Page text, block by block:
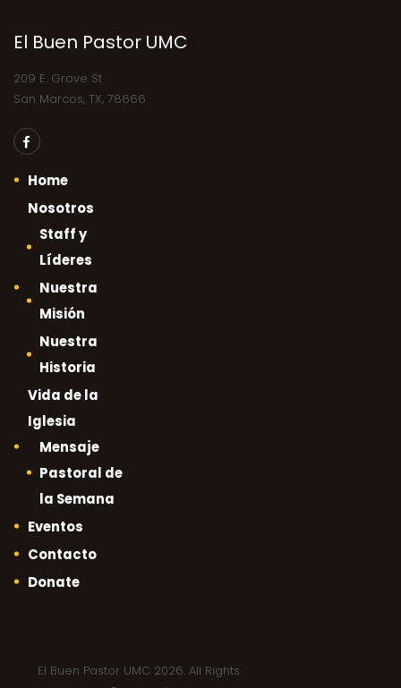
El Buen Pastor UMC
209 E. Grove St
San Marcos, TX, 78666
Home
Nosotros
Staff y
Líderes
Nuestra
Misión
Nuestra
Historia
Vida de la
Iglesia
Mensaje
Pastoral de
la Semana
Eventos
Contacto
Donate
El Buen Pastor UMC 2026. All Rights